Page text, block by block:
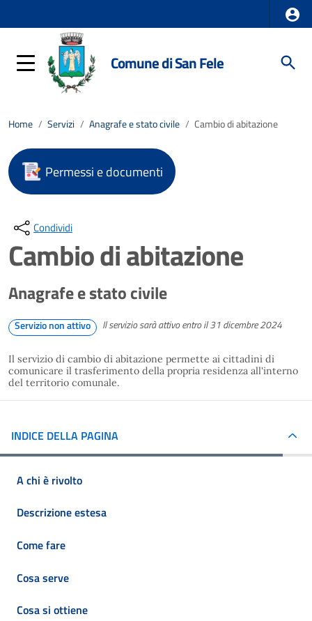
Comune di San Fele
Home / Servizi / Anagrafe e stato civile / Cambio di abitazione
Permessi e documenti
Condividi
Cambio di abitazione
Anagrafe e stato civile
Servizio non attivo Il servizio sarà attivo entro il 31 dicembre 2024
Il servizio di cambio di abitazione permette ai cittadini di
comunicare il trasferimento della propria residenza all'interno
del territorio comunale.
INDICE DELLA PAGINA
A chi è rivolto
Descrizione estesa
Come fare
Cosa serve
Cosa si ottiene